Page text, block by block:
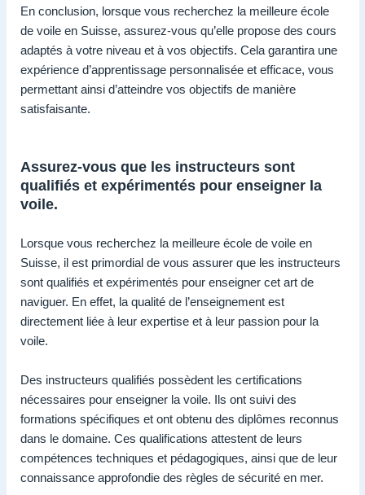
En conclusion, lorsque vous recherchez la meilleure école
de voile en Suisse, assurez-vous qu’elle propose des cours
adaptés à votre niveau et à vos objectifs. Cela garantira une
expérience d’apprentissage personnalisée et efficace, vous
permettant ainsi d’atteindre vos objectifs de manière
satisfaisante.
Assurez-vous que les instructeurs sont
qualifiés et expérimentés pour enseigner la
voile.
Lorsque vous recherchez la meilleure école de voile en
Suisse, il est primordial de vous assurer que les instructeurs
sont qualifiés et expérimentés pour enseigner cet art de
naviguer. En effet, la qualité de l’enseignement est
directement liée à leur expertise et à leur passion pour la
voile.
Des instructeurs qualifiés possèdent les certifications
nécessaires pour enseigner la voile. Ils ont suivi des
formations spécifiques et ont obtenu des diplômes reconnus
dans le domaine. Ces qualifications attestent de leurs
compétences techniques et pédagogiques, ainsi que de leur
connaissance approfondie des règles de sécurité en mer.